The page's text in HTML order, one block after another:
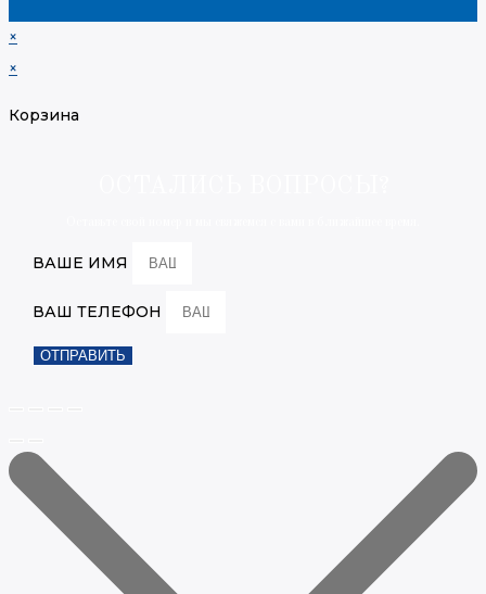
×
×
Корзина
ВАШЕ ИМЯ
ВАШ ТЕЛЕФОН
ОТПРАВИТЬ